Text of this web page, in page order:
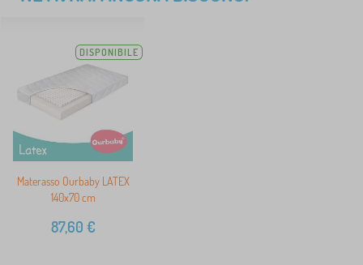
DISPONIBILE
Materasso Ourbaby LATEX
140x70 cm
87,60 €